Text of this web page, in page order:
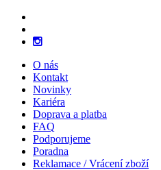
O nás
Kontakt
Novinky
Kariéra
Doprava a platba
FAQ
Podporujeme
Poradna
Reklamace / Vrácení zboží